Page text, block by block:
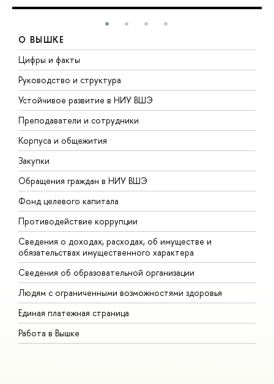
О ВЫШКЕ
Цифры и факты
Руководство и структура
Устойчивое развитие в НИУ ВШЭ
Преподаватели и сотрудники
Корпуса и общежития
Закупки
Обращения граждан в НИУ ВШЭ
Фонд целевого капитала
Противодействие коррупции
Сведения о доходах, расходах, об имуществе и
обязательствах имущественного характера
Сведения об образовательной организации
Людям с ограниченными возможностями здоровья
Единая платежная страница
Работа в Вышке